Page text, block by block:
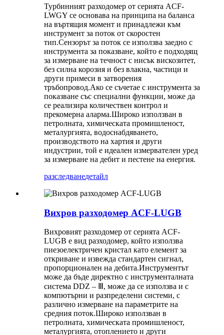
Турбинният разходомер от серията ACF-
LWGY се основава на принципа на баланса
на въртящия момент и принадлежи към
инструмент за поток от скоростен
тип.Сензорът за поток се използва заедно с
инструмента за показване, който е подходящ
за измерване на течност с нисък вискозитет,
без силна корозия и без влакна, частици и
други примеси в затворения
тръбопровод.Ако се съчетае с инструмента за
показване със специални функции, може да
се реализира количествен контрол и
прекомерна аларма.Широко използван в
петролната, химическата промишленост,
металургията, водоснабдяването,
производството на хартия и други
индустрии, той е идеален измервателен уред
за измерване на дебит и пестене на енергия.
разследванедетайл
Вихров разходомер ACF-LUGB
Вихровият разходомер от серията ACF-
LUGB е вид разходомер, който използва
пиезоелектричен кристал като елемент за
откриване и извежда стандартен сигнал,
пропорционален на дебита.Инструментът
може да бъде директно с инструменталната
система DDZ – Ⅲ, може да се използва и с
компютърни и разпределени системи, с
различно измерване на параметрите на
средния поток.Широко използван в
петролната, химическата промишленост,
металургията, отоплението и други